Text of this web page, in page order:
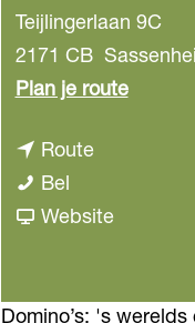
Teijlingerlaan 9C
2171 CB
Plan je routen
Routen
a
o
BelD
o
n
Websitev
D
Domino’s: 's